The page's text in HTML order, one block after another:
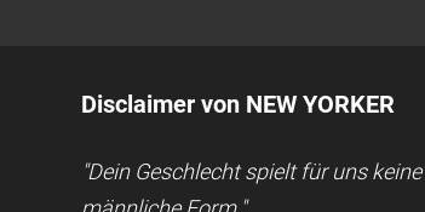
Disclaimer von NEW YORKER
"Dein Geschlecht spielt für uns